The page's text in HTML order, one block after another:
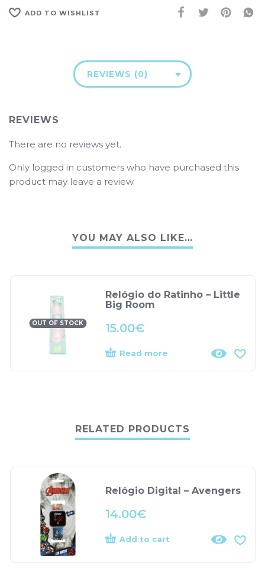
ADD TO WISHLIST
REVIEWS (0)
REVIEWS
There are no reviews yet.
Only logged in customers who have purchased this
product may leave a review.
YOU MAY ALSO LIKE…
OUT OF STOCK
Relógio do Ratinho – Little
Big Room
15.00€
Read more
RELATED PRODUCTS
Relógio Digital – Avengers
14.00€
Add to cart